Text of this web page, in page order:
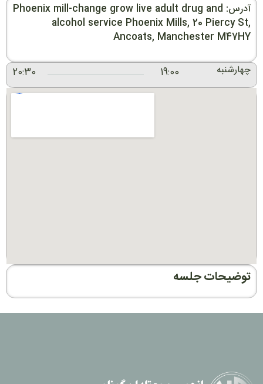
آدرس: Phoenix mill-change grow live adult drug and
alcohol service Phoenix Mills, 20 Piercy St,
Ancoats, Manchester M47HY
چهارشنبه 19:00
20:30
توضیحات جلسه